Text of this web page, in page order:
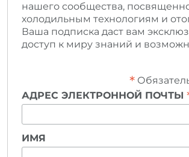
нашего сообщества,
холодильным технологиям и
Ваша подписка даст вам
доступ к миру знаний и
*
АДРЕС ЭЛЕКТРОННОЙ ПОЧТЫ
ИМЯ